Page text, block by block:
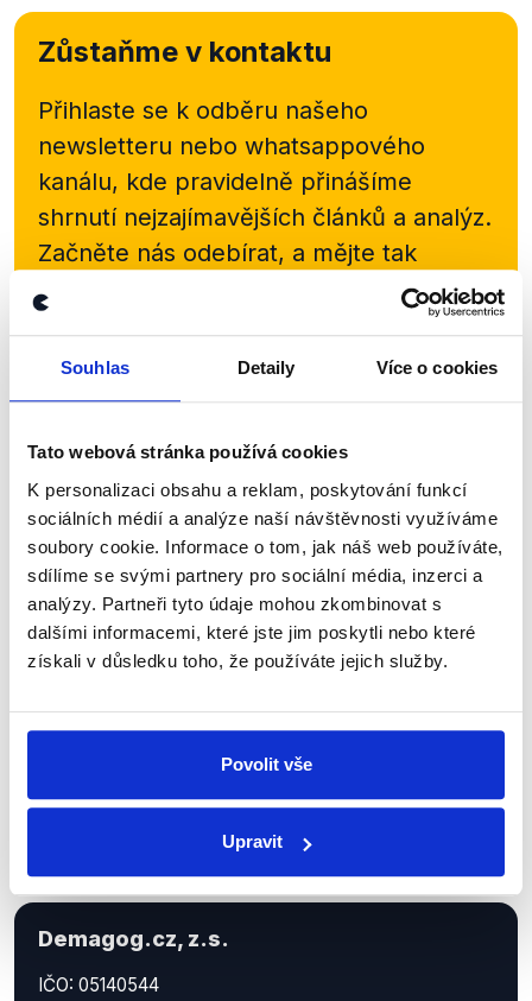
Souhlas Detaily Více o cookies
Tato webová stránka používá cookies
K personalizaci obsahu a reklam, poskytování funkcí
sociálních médií a analýze naší návštěvnosti využíváme
soubory cookie. Informace o tom, jak náš web používáte,
sdílíme se svými partnery pro sociální média, inzerci a
analýzy. Partneři tyto údaje mohou zkombinovat s
dalšími informacemi, které jste jim poskytli nebo které
získali v důsledku toho, že používáte jejich služby.
Povolit vše
Upravit
Zůstaňme v kontaktu
Přihlaste se k odběru našeho
newsletteru nebo whatsappového
kanálu, kde pravidelně přinášíme
shrnutí nejzajímavějších článků a analýz.
Začněte nás odebírat, a mějte tak
přehled o tom, jaké dezinformace a
Sociální sítě
Nenechte si ujít nejnovější události
z Demagog.cz. Sdílením našich
příspěvků přátelům podpoříte naši
Demagog.cz, z.s.
IČO: 05140544